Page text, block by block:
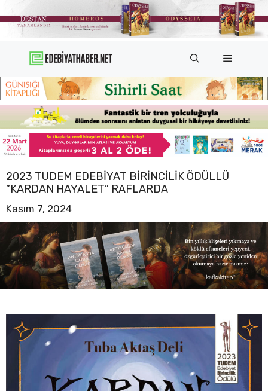
atla
Menü
2023 TUDEM EDEBIYAT BIRINCILIK ÖDÜLLÜ
”KARDAN HAYALET” RAFLARDA
Kasım 7, 2024